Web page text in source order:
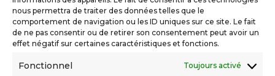
nous permettra de traiter des données telles que le
comportement de navigation ou les ID uniques sur ce site. Le fait
de ne pas consentir ou de retirer son consentement peut avoir un
effet négatif sur certaines caractéristiques et fonctions.
Fonctionnel Toujours activé
Déclaration d’accessibilité numérique
Ils nous soutiennent